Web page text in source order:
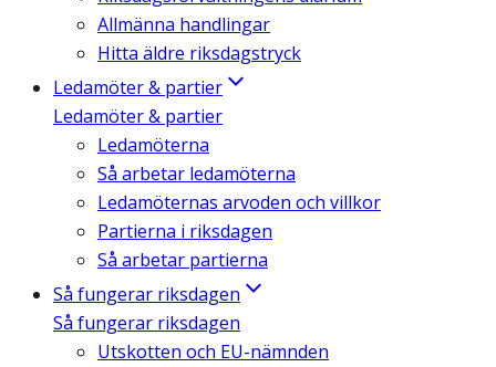
Allmänna handlingar
Hitta äldre riksdagstryck
Ledamöter & partier
Ledamöter & partier
Ledamöterna
Så arbetar ledamöterna
Ledamöternas arvoden och villkor
Partierna i riksdagen
Så arbetar partierna
Så fungerar riksdagen
Så fungerar riksdagen
Utskotten och EU-nämnden